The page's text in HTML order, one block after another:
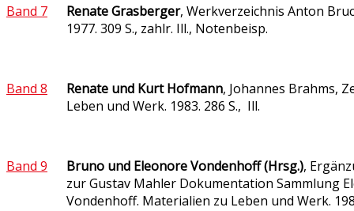
Band 7 Renate Grasberger, Werkverzeichnis Anton
1977. 309 S., zahlr. Ill., Notenbeisp.
Band 8 Renate und Kurt Hofmann, Johannes Brahms,
Leben und Werk. 1983. 286 S., Ill.
Band 9 Bruno und Eleonore Vondenhoff (Hrsg.),
zur Gustav Mahler Dokumentation Sammlung
Vondenhoff. Materialien zu Leben und Werk.